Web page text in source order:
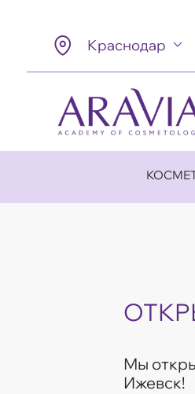
Краснодар
Мы
Ижевск!